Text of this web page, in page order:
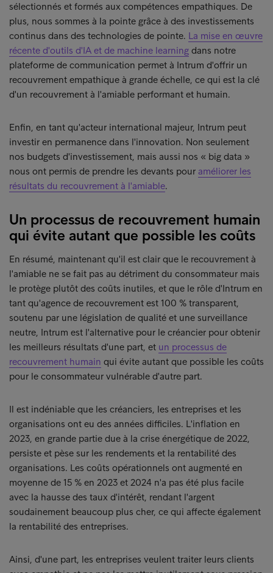
sélectionnés et formés aux compétences empathiques. De
plus, nous sommes à la pointe grâce à des investissements
continus dans des technologies de pointe. La mise en œuvre
récente d'outils d'IA et de machine learning dans notre
plateforme de communication permet à Intrum d'offrir un
recouvrement empathique à grande échelle, ce qui est la clé
d'un recouvrement à l'amiable performant et humain.
Enfin, en tant qu'acteur international majeur, Intrum peut
investir en permanence dans l'innovation. Non seulement
nos budgets d'investissement, mais aussi nos « big data »
nous ont permis de prendre les devants pour améliorer les
résultats du recouvrement à l'amiable.
Un processus de recouvrement humain
qui évite autant que possible les coûts
En résumé, maintenant qu'il est clair que le recouvrement à
l'amiable ne se fait pas au détriment du consommateur mais
le protège plutôt des coûts inutiles, et que le rôle d'Intrum en
tant qu'agence de recouvrement est 100 % transparent,
soutenu par une législation de qualité et une surveillance
neutre, Intrum est l'alternative pour le créancier pour obtenir
les meilleurs résultats d'une part, et un processus de
recouvrement humain qui évite autant que possible les coûts
pour le consommateur vulnérable d'autre part.
Il est indéniable que les créanciers, les entreprises et les
organisations ont eu des années difficiles. L'inflation en
2023, en grande partie due à la crise énergétique de 2022,
persiste et pèse sur les rendements et la rentabilité des
organisations. Les coûts opérationnels ont augmenté en
moyenne de 15 % en 2023 et 2024 n'a pas été plus facile
avec la hausse des taux d'intérêt, rendant l'argent
soudainement beaucoup plus cher, ce qui affecte également
la rentabilité des entreprises.
Ainsi, d'une part, les entreprises veulent traiter leurs clients